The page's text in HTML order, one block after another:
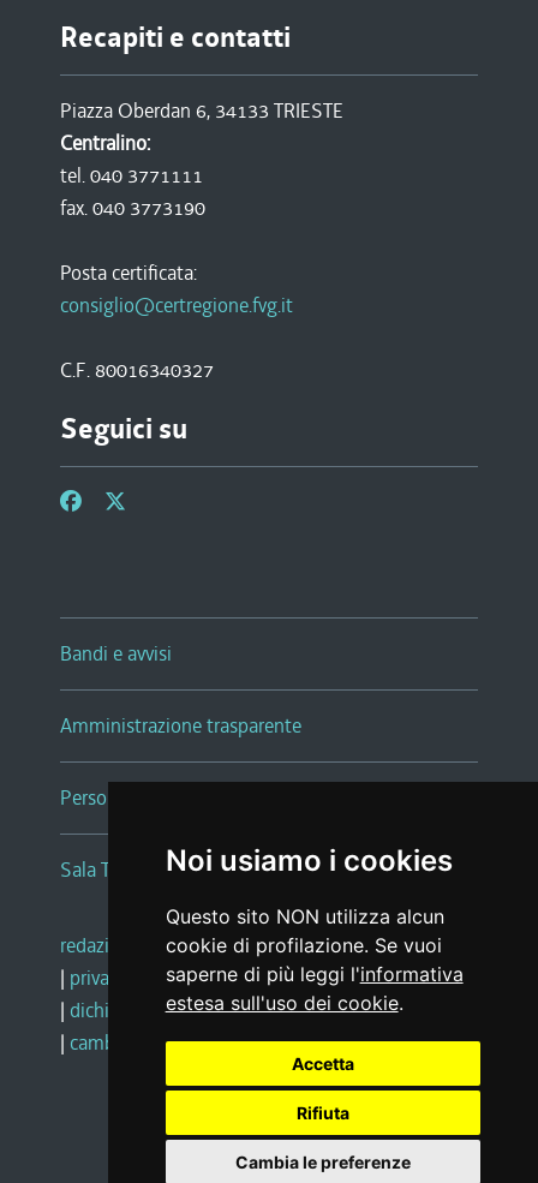
Noi usiamo i cookies
Questo sito NON utilizza alcun
cookie di profilazione. Se vuoi
saperne di più leggi l'informativa
estesa sull'uso dei cookie.
Accetta
Rifiuta
Cambia le preferenze
Recapiti e contatti
Piazza Oberdan 6, 34133 TRIESTE
Centralino:
tel. 040 3771111
fax. 040 3773190
Posta certificata:
consiglio@certregione.fvg.it
C.F. 80016340327
Seguici su
Bandi e avvisi
Amministrazione trasparente
Persone e Uffici
Sala Tiziano Tessitori
redazione web |note legali |glossario
| privacy
social media policy
| dichiarazione di accessibilità |feedback
| cambio preferenze cookie
Realizzato da